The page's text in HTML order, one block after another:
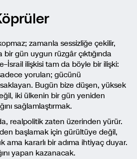
zamanla sessizliğe çekilir,
bir gün uygun rüzgâr çıktığında
ilişkisi tam da böyle bir ilişki:
yorulan; gücünü
Bugün bize düşen, yüksek
iki ülkenin bir gün yeniden
sağlamlaştırmak.
realpolitik zaten üzerinden yürür.
başlamak için gürültüye değil,
ama kararlı bir adıma ihtiyaç duyar.
yapan kazanacak.